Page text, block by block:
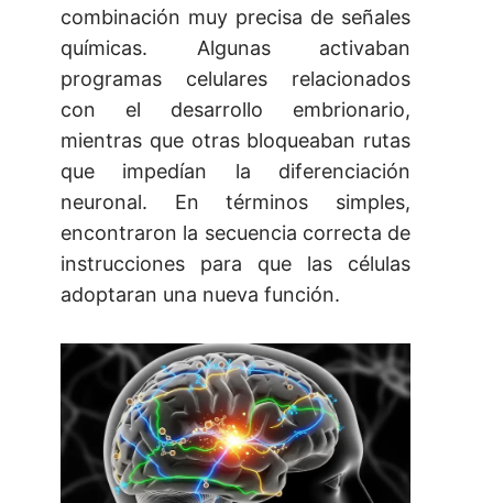
combinación muy precisa de señales
químicas. Algunas activaban
programas celulares relacionados
con el desarrollo embrionario,
mientras que otras bloqueaban rutas
que impedían la diferenciación
neuronal. En términos simples,
encontraron la secuencia correcta de
instrucciones para que las células
adoptaran una nueva función.